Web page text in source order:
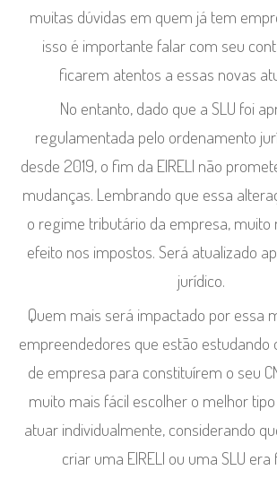
muitas dúvidas em quem já tem
isso é importante falar com seu
ficarem atentos a essas novas
No entanto, dado que a SLU foi
regulamentada pelo ordenamento
desde 2019, o fim da EIRELI não
mudanças. Lembrando que essa
o regime tributário da empresa, muito
efeito nos impostos. Será atualizado
jurídico.
Quem mais será impactado por essa
empreendedores que estão estudando
de empresa para constituírem o seu
muito mais fácil escolher o melhor
atuar individualmente, considerando
criar uma EIRELI ou uma SLU